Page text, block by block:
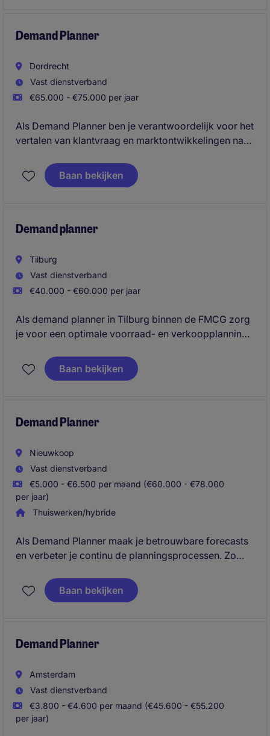
producten.
Demand Planner
Dordrecht
Vast dienstverband
€65.000 - €75.000 per jaar
Als Demand Planner ben je verantwoordelijk voor het
vertalen van klantvraag en marktontwikkelingen naar
tussen Sales en Supply Chain en draagt bij aan een
optimale leverbetrouwbaarheid, efficiënte
Baan bekijken
Demand planner
Tilburg
Vast dienstverband
€40.000 - €60.000 per jaar
Als demand planner in Tilburg binnen de FMCG zorg
je voor een optimale voorraad- en verkoopplanning.
het inkoop- en supply chain teams.
Baan bekijken
Demand Planner
Nieuwkoop
Vast dienstverband
€5.000 - €6.500 per maand (€60.000 - €78.000
per jaar)
Thuiswerken/hybride
Als Demand Planner maak je betrouwbare forecasts
en verbeter je continu de planningsprocessen. Zo
presterende Supply Chain.
Baan bekijken
Demand Planner
Amsterdam
Vast dienstverband
€3.800 - €4.600 per maand (€45.600 - €55.200
per jaar)